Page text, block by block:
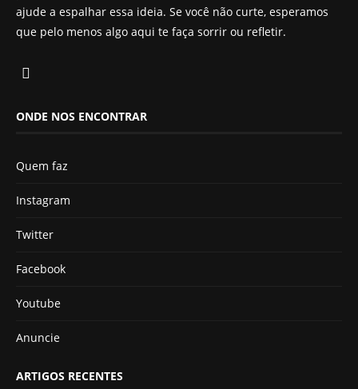
ajude a espalhar essa ideia. Se você não curte, esperamos
que pelo menos algo aqui te faça sorrir ou refletir.
ONDE NOS ENCONTRAR
Quem faz
Instagram
Twitter
Facebook
Youtube
Anuncie
ARTIGOS RECENTES